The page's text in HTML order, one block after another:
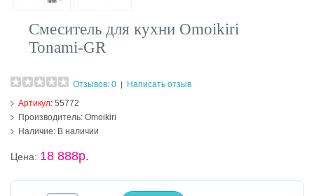
Смеситель для кухни Omoikiri
Tonami-GR
Отзывов: 0
Написать отзыв
Артикул:55772
Производитель: Omoikiri
Наличие: В наличии
Цена: 18 888р.